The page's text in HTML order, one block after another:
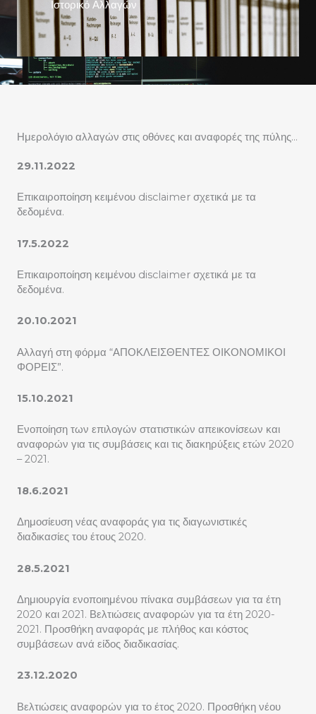
Ιστορικό Αλλαγών
Ημερολόγιο αλλαγών στις οθόνες και αναφορές της πύλης…
29.11.2022
Επικαιροποίηση κειμένου disclaimer σχετικά με τα
δεδομένα.
17.5.2022
Επικαιροποίηση κειμένου disclaimer σχετικά με τα
δεδομένα.
20.10.2021
Αλλαγή στη φόρμα “ΑΠΟΚΛΕΙΣΘΕΝΤΕΣ ΟΙΚΟΝΟΜΙΚΟΙ
ΦΟΡΕΙΣ”.
15.10.2021
Ενοποίηση των επιλογών στατιστικών απεικονίσεων και
αναφορών για τις συμβάσεις και τις διακηρύξεις ετών 2020
– 2021.
18.6.2021
Δημοσίευση νέας αναφοράς για τις διαγωνιστικές
διαδικασίες του έτους 2020.
28.5.2021
Δημιουργία ενοποιημένου πίνακα συμβάσεων για τα έτη
2020 και 2021. Βελτιώσεις αναφορών για τα έτη 2020-
2021. Προσθήκη αναφοράς με πλήθος και κόστος
συμβάσεων ανά είδος διαδικασίας.
23.12.2020
Βελτιώσεις αναφορών για το έτος 2020. Προσθήκη νέου